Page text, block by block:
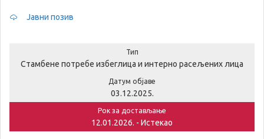
Јавни позив
Тип
Стамбене потребе избеглица и интерно расељених лица
Датум објаве
03.12.2025.
Рок за достављање
12.01.2026. - Истекао